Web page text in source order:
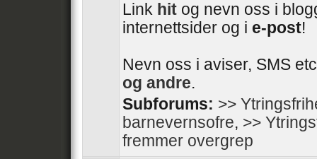
Link hit og nevn oss i
internettsider og i e-post!
Nevn oss i aviser, SMS
og andre.
Subforums: >>
barnevernsofre, >>
fremmer overgrep